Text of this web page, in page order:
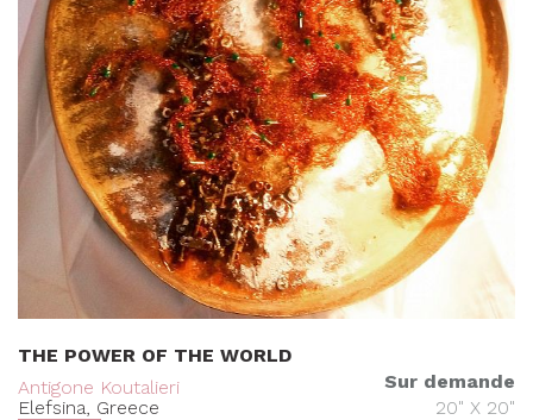
THE POWER OF THE WORLD
Antigone Koutalieri
Elefsina, Greece
Sur demande
20" X 20"